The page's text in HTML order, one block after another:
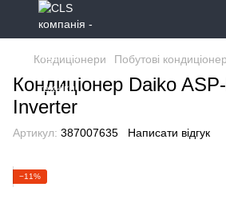
Кондиціонери Побутові
Кондиціонер Daiko
Inverter
Артикул: 387007635 Написати відгук
−11%